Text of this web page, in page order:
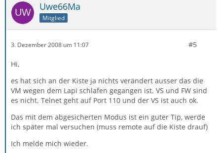
Uwe66Ma
Mitglied
3. Dezember 2008 um 11:07 #5
Hi,
es hat sich an der Kiste ja nichts verändert ausser das die
VM wegen dem Lapi schlafen gegangen ist. VS und FW sind
es nicht. Telnet geht auf Port 110 und der VS ist auch ok.
Das mit dem abgesicherten Modus ist ein guter Tip, werde
ich später mal versuchen (muss remote auf die Kiste drauf)
Ich melde mich wieder.